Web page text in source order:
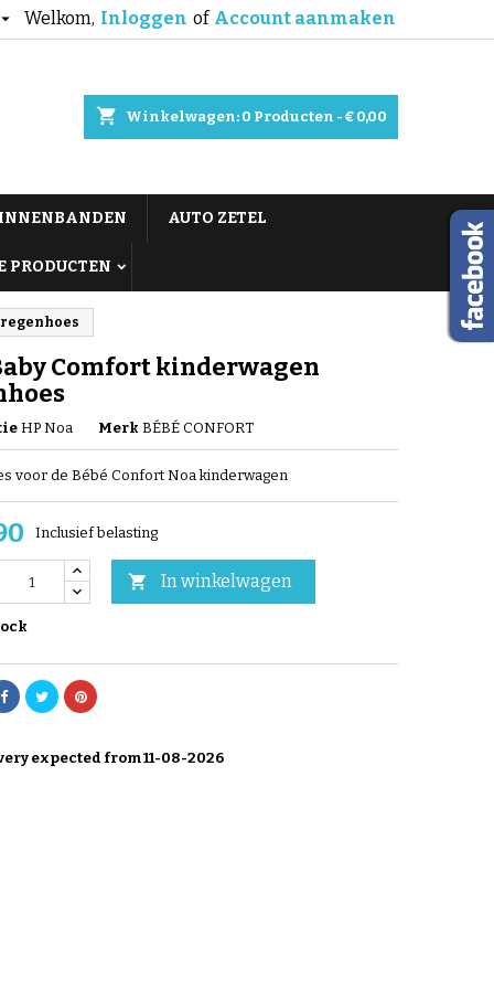
Welkom, Inloggen of Account aanmaken
shopping_cart Winkelwagen: 0 Producten - € 0,00
AUTO ZETEL
PRODUCTEN
Comfort kinderwagen
HP Noa Merk BÉBÉ CONFORT
voor de Bébé Confort Noa kinderwagen
Inclusief belasting
 In winkelwagen
expected from 11-08-2026